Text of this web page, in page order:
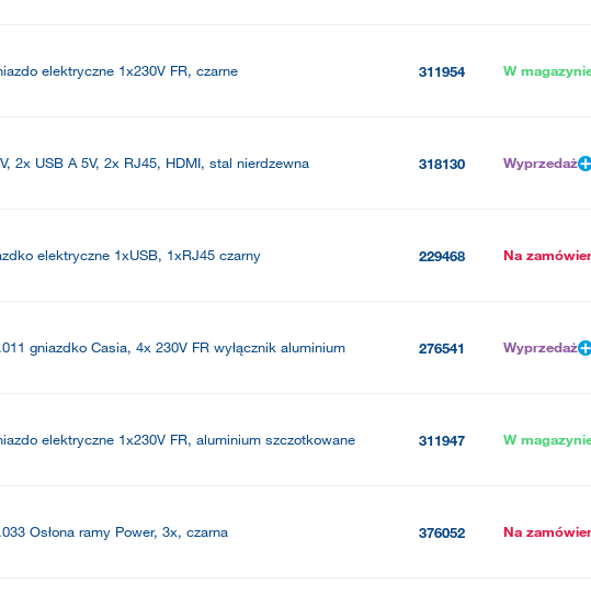
elektryczne 1x230V FR, czarne 311954 W
2x USB A 5V, 2x RJ45, HDMI, stal nierdzewna 318130 Wyprzedaż
elektryczne 1xUSB, 1xRJ45 czarny 229468 Na
gniazdko Casia, 4x 230V FR wyłącznik aluminium 276541 Wyprzedaż
elektryczne 1x230V FR, aluminium szczotkowane 311947 W
Osłona ramy Power, 3x, czarna 376052 Na